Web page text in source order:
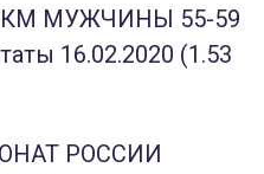
МУЖЧИНЫ 55-59
16.02.2020 (1.53
РОССИИ